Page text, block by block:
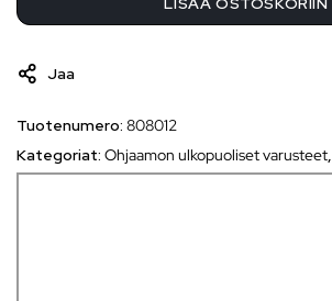
Jaa
Tuotenumero: 808012
Kategoriat: Ohjaamon ulkopuoliset varusteet,